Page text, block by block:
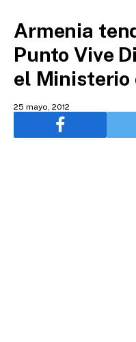
Armenia
Punto Vive
el Ministerio
25 mayo, 2012